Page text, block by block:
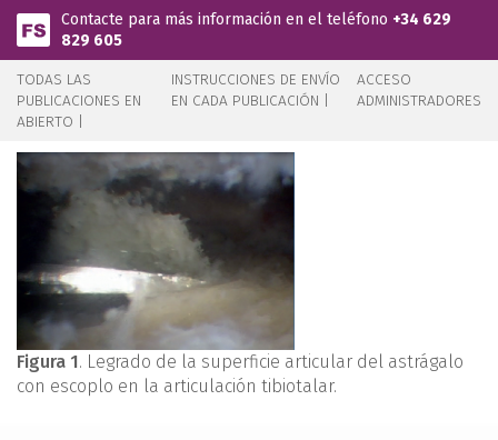
Pasar al contenido principal
Contacte para más información en el teléfono +34 629
829 605
TODAS LAS
PUBLICACIONES EN
ABIERTO |
INSTRUCCIONES DE ENVÍO
EN CADA PUBLICACIÓN |
ACCESO
ADMINISTRADORES
Figura 1. Legrado de la superficie articular del astrágalo
con escoplo en la articulación tibiotalar.